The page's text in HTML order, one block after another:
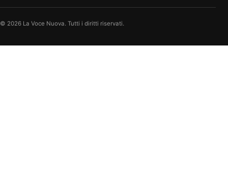
© 2026 La Voce Nuova. Tutti i diritti riservati.